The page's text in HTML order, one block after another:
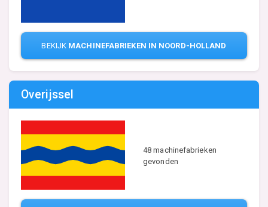
BEKIJK MACHINEFABRIEKEN IN NOORD-HOLLAND
Overijssel
48 machinefabrieken
gevonden